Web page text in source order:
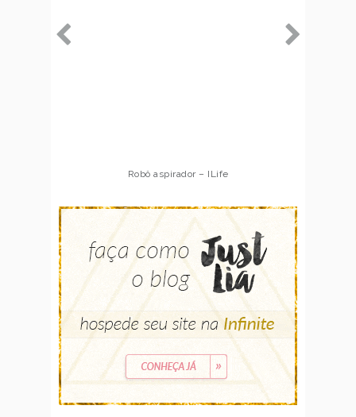
Robô aspirador – ILife